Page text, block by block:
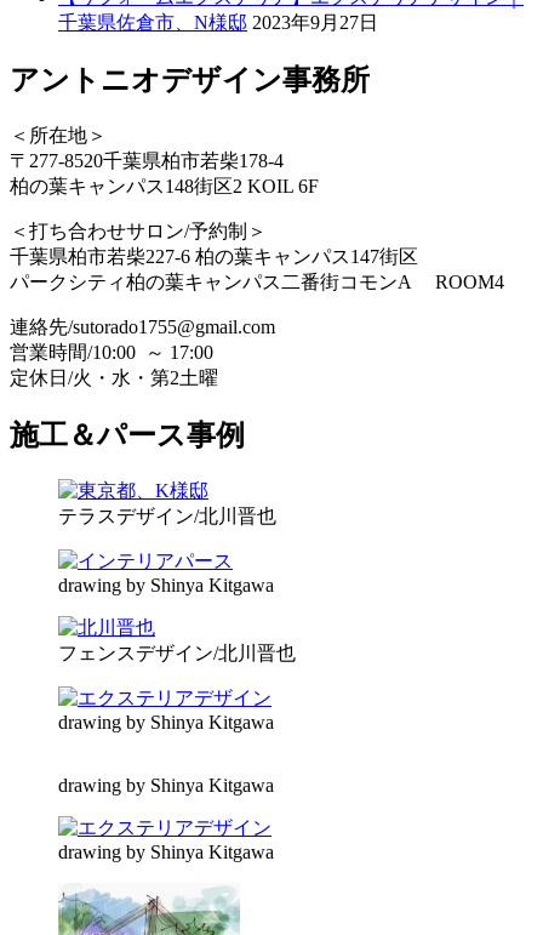
千葉県佐倉市、N様邸 2023年9月27日
アントニオデザイン事務所
＜所在地＞
〒277-8520千葉県柏市若柴178-4
柏の葉キャンパス148街区2 KOIL 6F
＜打ち合わせサロン/予約制＞
千葉県柏市若柴227-6 柏の葉キャンパス147街区
パークシティ柏の葉キャンパス二番街コモンA ROOM4
連絡先/sutorado1755@gmail.com
営業時間/10:00 ～ 17:00
定休日/火・水・第2土曜
施工＆パース事例
テラスデザイン/北川晋也
drawing by Shinya Kitgawa
フェンスデザイン/北川晋也
drawing by Shinya Kitgawa
drawing by Shinya Kitgawa
drawing by Shinya Kitgawa